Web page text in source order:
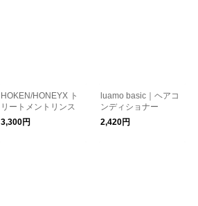
HOKEN/HONEYX ト
リートメントリンス
3,300円
luamo basic｜ヘアコ
ンディショナー
2,420円